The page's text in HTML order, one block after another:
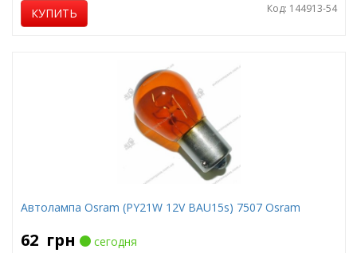
КУПИТЬ Код: 144913-54
Автолампа Osram (PY21W 12V BAU15s) 7507 Osram
62 грн
сегодня